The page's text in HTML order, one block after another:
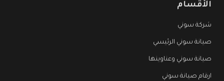
الأقسام
شركة سوني
صيانة سوني الرئيسي
صيانة سوني وعناوينها
ارقام صيانة سوني